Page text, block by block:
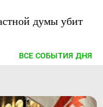
думы убит
ВСЕ СОБЫТИЯ ДНЯ